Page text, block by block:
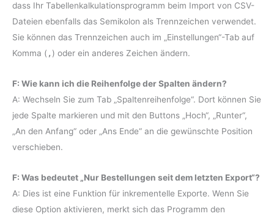
dass Ihr Tabellenkalkulationsprogramm beim Import von CSV-
Dateien ebenfalls das Semikolon als Trennzeichen verwendet.
Sie können das Trennzeichen auch im „Einstellungen“-Tab auf
Komma ( , ) oder ein anderes Zeichen ändern.
F: Wie kann ich die Reihenfolge der Spalten ändern?
A: Wechseln Sie zum Tab „Spaltenreihenfolge“. Dort können Sie
jede Spalte markieren und mit den Buttons „Hoch“, „Runter“,
„An den Anfang“ oder „Ans Ende“ an die gewünschte Position
verschieben.
F: Was bedeutet „Nur Bestellungen seit dem letzten Export“?
A: Dies ist eine Funktion für inkrementelle Exporte. Wenn Sie
diese Option aktivieren, merkt sich das Programm den